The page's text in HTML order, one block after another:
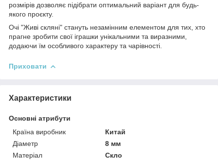
розмірів дозволяє підібрати оптимальний варіант для будь-
якого проєкту.
Очі "Живі скляні" стануть незамінним елементом для тих, хто
прагне зробити свої іграшки унікальними та виразними,
додаючи їм особливого характеру та чарівності.
Приховати
Характеристики
Основні атрибути
Країна виробник
Китай
Діаметр
8 мм
Матеріал
Скло